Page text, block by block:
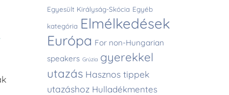
Egyesült Királyság-Skócia Egyéb
kategória Elmélkedések
Európa For non-Hungarian
speakers Grúzia gyerekkel
utazás Hasznos tippek
utazáshoz Hulladékmentes